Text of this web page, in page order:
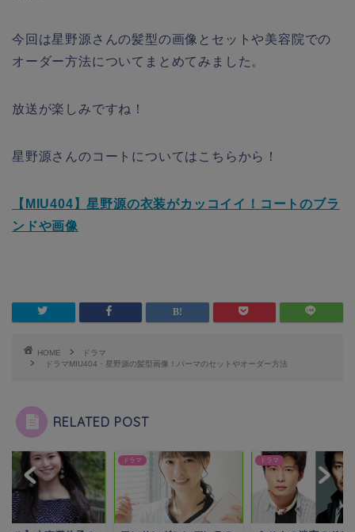
今回は星野源さんの髪型の画像とセットや美容院での
オーダー方法についてまとめてみました。
放送が楽しみですね！
星野源さんのコートについてはこちらから！
【MIU404】星野源の衣装がカッコイイ！コートのブラ
ンドや画像
HOME
ドラマ
ドラマMIU404・星野源の髪型画像！パーマのセットやオーダー方法
RELATED POST
ドラマ ドラマ